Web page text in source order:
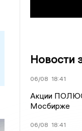
Новости
06/08 18:41
Акции
Мосбирже
06/08 18:41